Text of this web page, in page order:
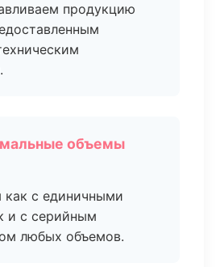
продукцию
объемы
с единичными
и с серийным
любых объемов.